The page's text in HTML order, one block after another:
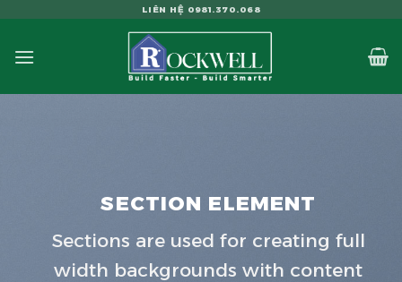
content
LIÊN HỆ 0981.370.068
SECTION ELEMENT
Sections are used for creating full
width backgrounds with content